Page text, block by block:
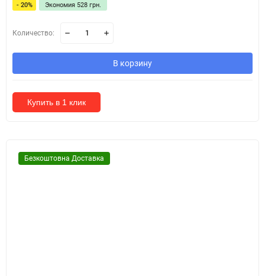
- 20% Экономия 528 грн.
Количество:
В корзину
Купить в 1 клик
Безкоштовна Доставка